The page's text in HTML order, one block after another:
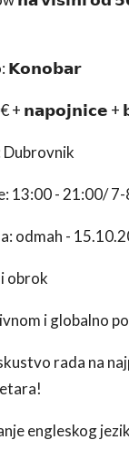
𝗞𝗼𝗻𝗼𝗯𝗮𝗿
+ 𝗻𝗮𝗽𝗼𝗷𝗻𝗶𝗰𝗲
Dubrovnik
13:00 - 21:00/
odmah -
obrok
i globalno
rada na
engleskog